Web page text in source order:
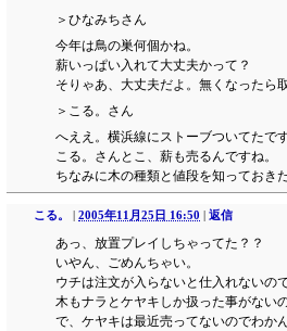
＞ひなみちさん
今年は鳥の巣何個かね。
薪いっぱい入れて大丈夫かって？
そりゃあ、大丈夫だよ。無くなったら
＞こる。さん
へええ。横浜線にストーブついてたです
こる。さんとこ、薪も売るんですね。
ちなみに木の種類と値段を知っておき
こる。 2005年11月25日 16:50 返信
あっ、放置プレイしちゃってた？？
いやん、ごめんちゃい。
ウチは注文が入らないと仕入れないの
木もナラとケヤキしか扱った事がないの
で、ケヤキは最近売ってないのでわか